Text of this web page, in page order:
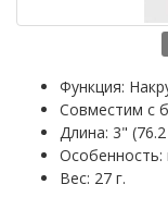
Функция:
Совместим с
Длина: 3"
Особенность:
Вес: 27 г.